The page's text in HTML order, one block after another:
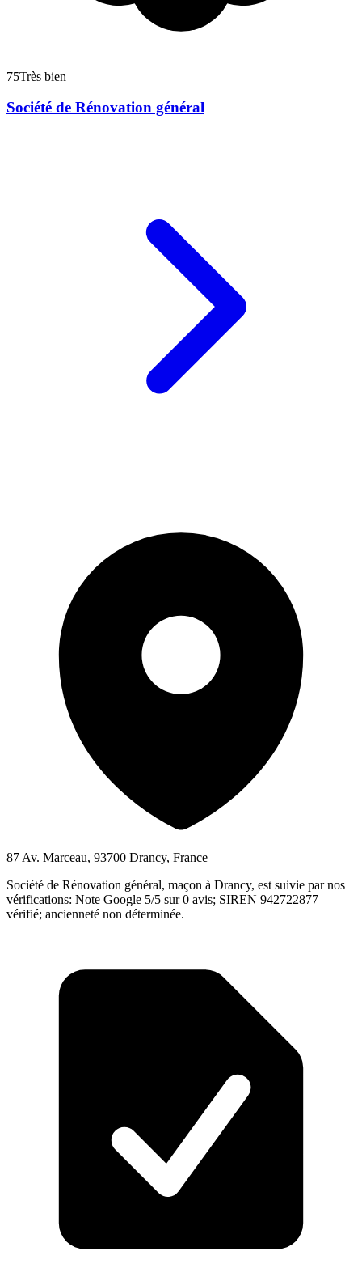
75Très bien
Société de Rénovation général
87 Av. Marceau, 93700 Drancy, France
Société de Rénovation général, maçon à Drancy, est suivie par nos
vérifications: Note Google 5/5 sur 0 avis; SIREN 942722877
vérifié; ancienneté non déterminée.